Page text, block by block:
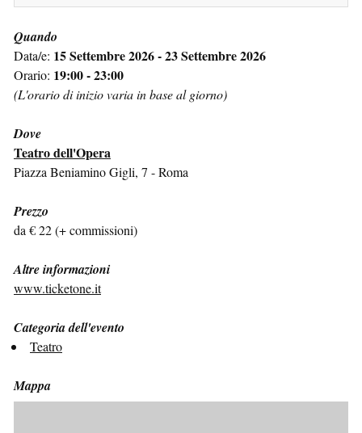
Quando
Data/e: 15 Settembre 2026 - 23 Settembre 2026
Orario: 19:00 - 23:00
(L'orario di inizio varia in base al giorno)
Dove
Teatro dell'Opera
Piazza Beniamino Gigli, 7 - Roma
Prezzo
da € 22 (+ commissioni)
Altre informazioni
www.ticketone.it
Categoria dell'evento
Teatro
Mappa